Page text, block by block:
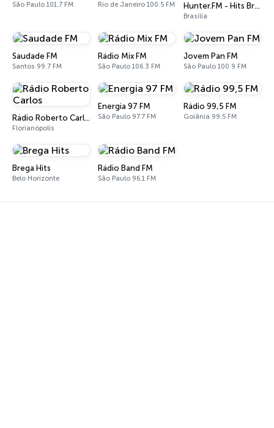
São Paulo 101.7 FM Rio de Janeiro 100.5 FM Hunter.FM - Hits Brasil
Brasília
Saudade FM
Santos 99.7 FM
Rádio Mix FM
São Paulo 106.3 FM
Jovem Pan FM
São Paulo 100.9 FM
Rádio Roberto Carlos
Florianópolis
Energia 97 FM
São Paulo 97.7 FM
Rádio 99,5 FM
Goiânia 99.5 FM
Brega Hits
Belo Horizonte
Rádio Band FM
São Paulo 96.1 FM